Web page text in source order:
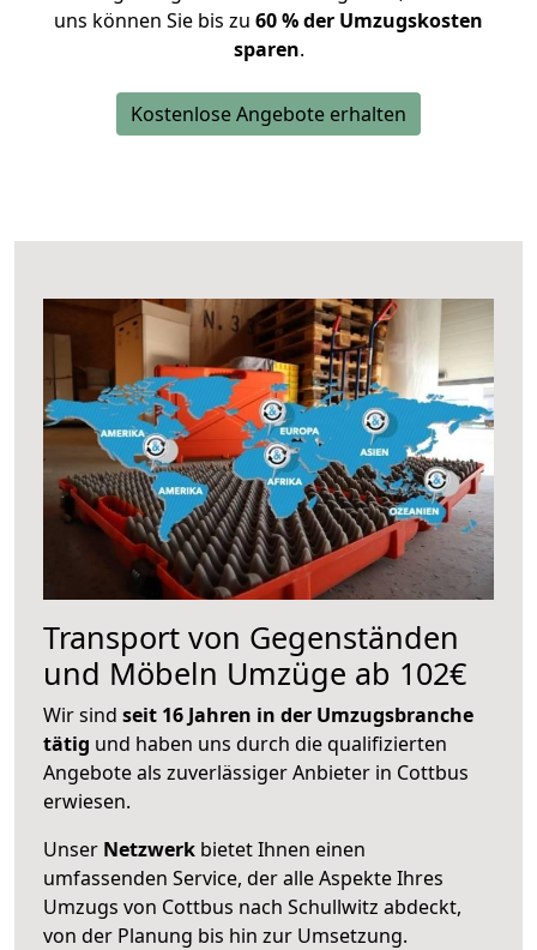
uns können Sie bis zu 60 % der Umzugskosten
sparen.
Kostenlose Angebote erhalten
Transport von Gegenständen
und Möbeln Umzüge ab 102€
Wir sind seit 16 Jahren in der Umzugsbranche
tätig und haben uns durch die qualifizierten
Angebote als zuverlässiger Anbieter in Cottbus
erwiesen.
Unser Netzwerk bietet Ihnen einen
umfassenden Service, der alle Aspekte Ihres
Umzugs von Cottbus nach Schullwitz abdeckt,
von der Planung bis hin zur Umsetzung.